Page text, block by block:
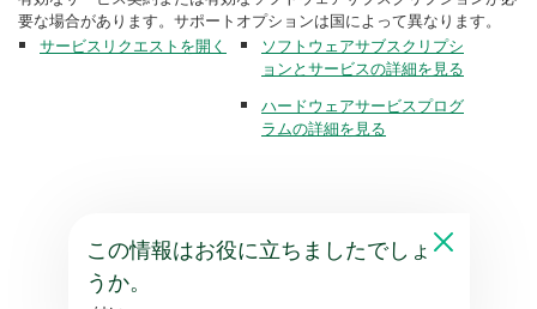
要な場合があります。サポートオプションは国によって異なります。
サービスリクエストを開く
ソフトウェアサブスクリプシ
ョンとサービスの詳細を見る
ハードウェアサービスプログ
ラムの詳細を見る
この情報はお役に立ちましたでしょ
うか。